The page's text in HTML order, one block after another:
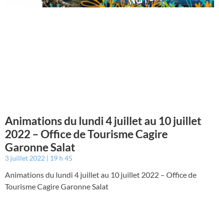
Animations du lundi 4 juillet au 10 juillet
2022 – Office de Tourisme Cagire
Garonne Salat
3 juillet 2022 19 h 45
Animations du lundi 4 juillet au 10 juillet 2022 – Office de
Tourisme Cagire Garonne Salat